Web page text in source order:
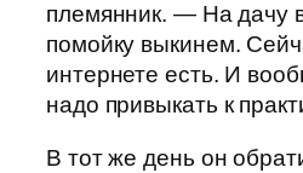
племянник. — На дачу
помойку выкинем.
интернете есть. И
надо привыкать к
В тот же день он